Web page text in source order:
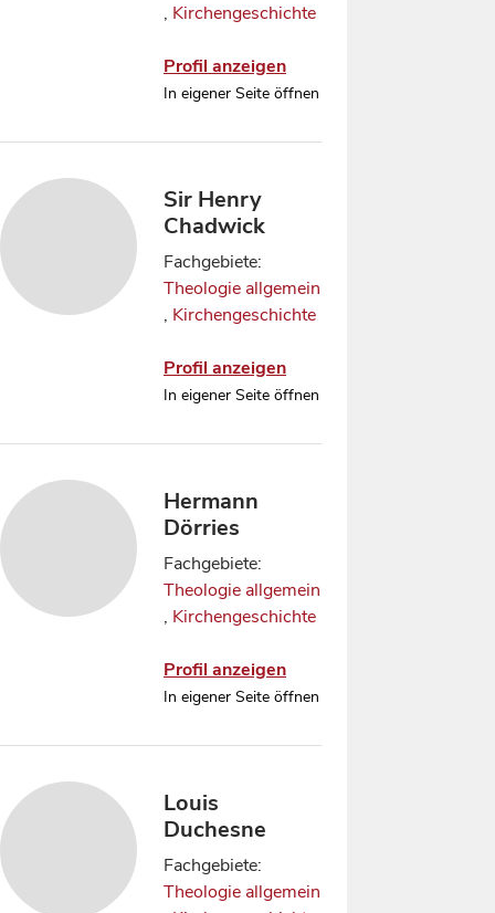
, Kirchengeschichte
Profil anzeigen
In eigener Seite öffnen
Sir Henry
Chadwick
Fachgebiete:
Theologie allgemein
, Kirchengeschichte
Profil anzeigen
In eigener Seite öffnen
Hermann
Dörries
Fachgebiete:
Theologie allgemein
, Kirchengeschichte
Profil anzeigen
In eigener Seite öffnen
Louis
Duchesne
Fachgebiete:
Theologie allgemein